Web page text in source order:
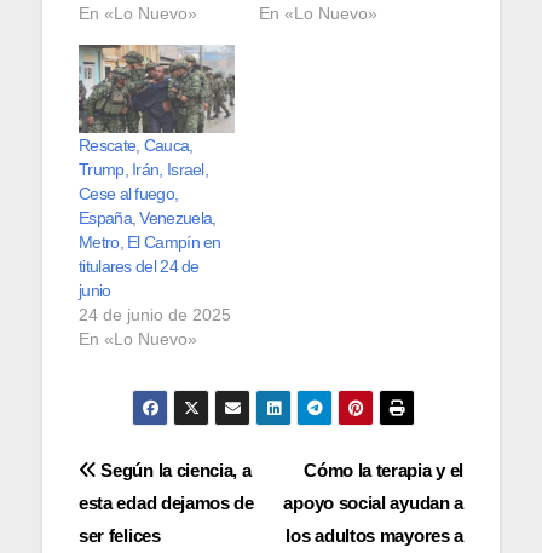
En «Lo Nuevo»
En «Lo Nuevo»
Rescate, Cauca,
Trump, Irán, Israel,
Cese al fuego,
España, Venezuela,
Metro, El Campín en
titulares del 24 de
junio
24 de junio de 2025
En «Lo Nuevo»
Navegación
de
Cómo la terapia y el
apoyo social ayudan a
los adultos mayores a
Según la ciencia, a
esta edad dejamos de
ser felices